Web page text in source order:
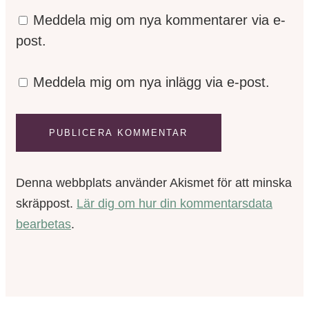
Meddela mig om nya kommentarer via e-
post.
Meddela mig om nya inlägg via e-post.
Denna webbplats använder Akismet för att minska
skräppost. Lär dig om hur din kommentarsdata
bearbetas.